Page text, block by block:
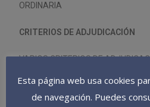
ORDINARIA
CRITERIOS DE ADJUDICACIÓN
VARIOS CRITERIOS DE
VALOR ESTIMADO DEL
Esta página web usa cookies
de navegación. Puedes